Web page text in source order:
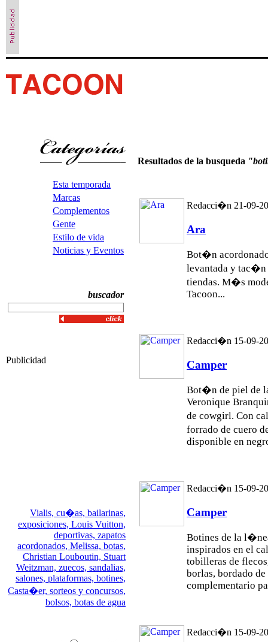
Esta temporada
Marcas
Complementos
Gente
Estilo de vida
Noticias y Eventos
buscador
Publicidad
Vialis, cu�as, bailarinas,
exposiciones, Louis Vuitton,
deportivas, zapatos
acordonados, Melissa, botas,
Christian Louboutin, Stuart
Weitzman, zuecos, sandalias,
salones, plataformas, botines,
Casta�er, sorteos y concursos,
bolsos, botas de agua
Resultados de la busqueda
Redacci�n 21-09-
Ara
Bot�n
levantada y tac�n
tiendas. M�s
Tacoon...
Redacci�n 15-09-
Camper
Bot�n de piel de
Veronique
de cowgirl. Con
forrado de cuero
disponible en
Redacci�n 15-09-
Camper
Botines de la
inspirados en el
tobilleras de
borlas, bordado
complementario
Redacci�n 15-09-